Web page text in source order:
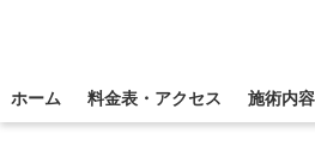
ホーム 料金表・アクセス 施術内容